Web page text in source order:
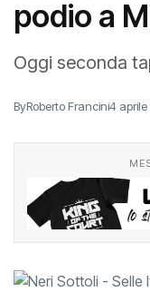
podio a
Oggi seconda
ByRoberto Francini4 aprile